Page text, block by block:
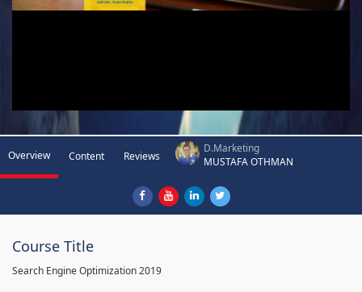
Overview Content Reviews
D.Marketing
MUSTAFA OTHMAN
Course Title
Search Engine Optimization 2019